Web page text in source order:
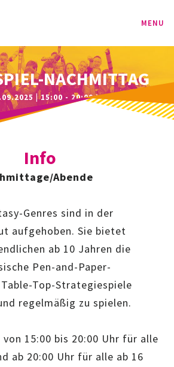
MENU
PROGRAMM
KINDER
JUGEND
SPORT-BAG
BAG-CLASSIC
IMAG
AG
NACHMITTAG
| 15:00 - 20:00 UHR
Info
Abende
Genres sind in der
aufgehoben. Sie bietet
ab 10 Jahren die
Pen-and-Paper-
Top-Strategiespiele
regelmäßig zu spielen.
15:00 bis 20:00 Uhr für alle
ab 20:00 Uhr für alle ab 16